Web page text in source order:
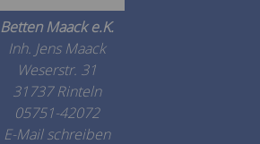
Betten Maack e.K.
Inh. Jens Maack
Weserstr. 31
31737 Rinteln
05751-42072
E-Mail schreiben